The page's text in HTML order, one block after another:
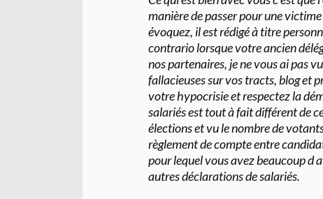
manière de passer pour une
évoquez, il est rédigé à titre
contrario lorsque votre ancien
nos partenaires, je ne vous ai pas
fallacieuses sur vos tracts, blog et
votre hypocrisie et respectez la
salariés est tout à fait différent de
élections et vu le nombre de
règlement de compte entre
pour lequel vous avez beaucoup d
autres déclarations de salariés.